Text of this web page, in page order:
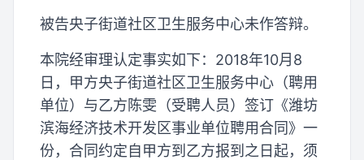
被告央子街道社区卫生服务中心未作答辩。
本院经审理认定事实如下：2018年10月8
日，甲方央子街道社区卫生服务中心（聘用
单位）与乙方陈雯（受聘人员）签订《潍坊
滨海经济技术开发区事业单位聘用合同》一
份，合同约定自甲方到乙方报到之日起，须